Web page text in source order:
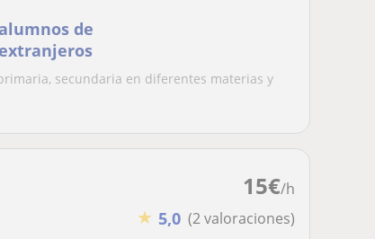
de
secundaria en diferentes materias y
15€/h
★ 5,0 (2 valoraciones)